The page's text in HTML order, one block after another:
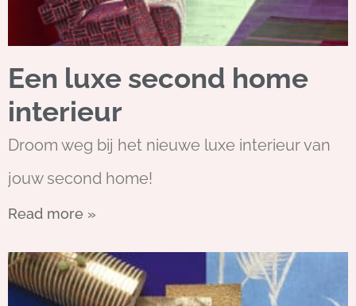
Een luxe second home
interieur
Droom weg bij het nieuwe luxe interieur van
jouw second home!
Read more »